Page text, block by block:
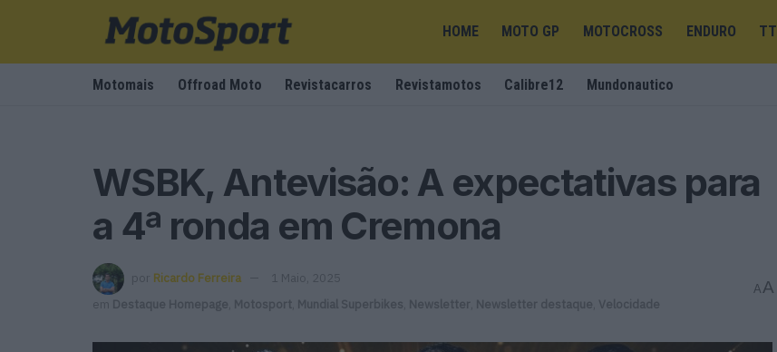
HOME MOTO GP MOTOCROSS ENDURO TT
Motomais Offroad Moto Revistacarros Revistamotos Calibre12 Mundonautico
WSBK, Antevisão: A expectativas para
a 4ª ronda em Cremona
por Ricardo Ferreira
1 Maio, 2025
em
Destaque Homepage Motosport Mundial Superbikes Newsletter Newsletter destaque Velocidade
AA